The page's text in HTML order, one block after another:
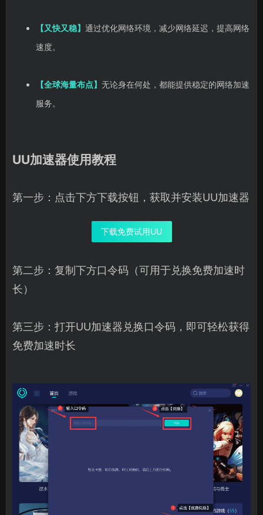
【又快又稳】 通过优化网络环境，减少网络延迟，提高网络
速度。
【全球海量布点】 无论身在何处，都能提供稳定的网络加速
服务。
UU加速器使用教程
第一步：点击下方下载按钮，获取并安装UU加速器
下载免费试用UU
第二步：复制下方口令码（可用于兑换免费加速时
长）
第三步：打开UU加速器兑换口令码，即可轻松获得
免费加速时长